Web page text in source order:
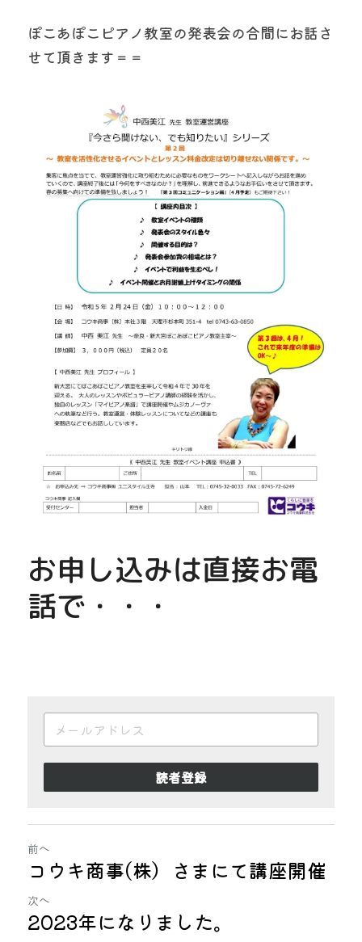
ぽこあぽこピアノ教室の発表会の合間にお話さ
せて頂きます＝＝
お申し込みは直接お電
話で・・・
読者登録
前へ
コウキ商事(株）さまにて講座開催
次へ
2023年になりました。